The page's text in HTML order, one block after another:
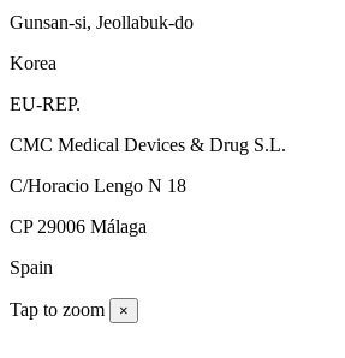
Gunsan-si, Jeollabuk-do
Korea
EU-REP.
CMC Medical Devices & Drug S.L.
C/Horacio Lengo N 18
CP 29006 Málaga
Spain
Tap to zoom ×